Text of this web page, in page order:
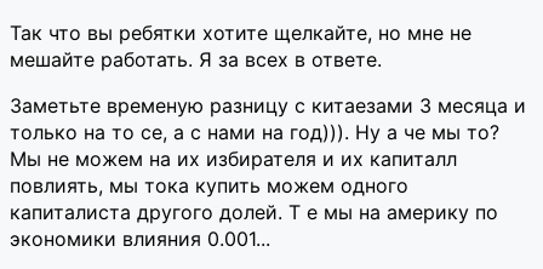
Так что вы ребятки хотите щелкайте, но мне не
мешайте работать. Я за всех в ответе.
Заметьте временую разницу с китаезами 3 месяца и
только на то се, а с нами на год))). Ну а че мы то?
Мы не можем на их избирателя и их капиталл
повлиять, мы тока купить можем одного
капиталиста другого долей. Т е мы на америку по
экономики влияния 0.001...